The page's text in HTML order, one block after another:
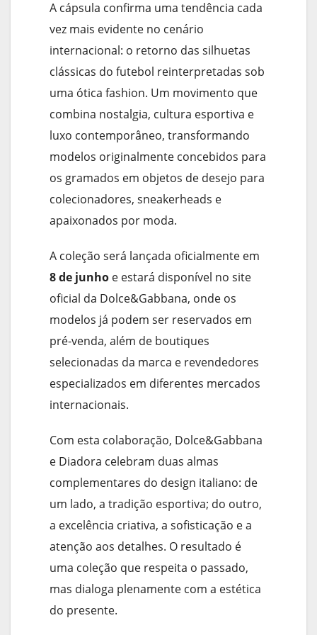
A cápsula confirma uma tendência cada
vez mais evidente no cenário
internacional: o retorno das silhuetas
clássicas do futebol reinterpretadas sob
uma ótica fashion. Um movimento que
combina nostalgia, cultura esportiva e
luxo contemporâneo, transformando
modelos originalmente concebidos para
os gramados em objetos de desejo para
colecionadores, sneakerheads e
apaixonados por moda.
A coleção será lançada oficialmente em
8 de junho e estará disponível no site
oficial da Dolce&Gabbana, onde os
modelos já podem ser reservados em
pré-venda, além de boutiques
selecionadas da marca e revendedores
especializados em diferentes mercados
internacionais.
Com esta colaboração, Dolce&Gabbana
e Diadora celebram duas almas
complementares do design italiano: de
um lado, a tradição esportiva; do outro,
a excelência criativa, a sofisticação e a
atenção aos detalhes. O resultado é
uma coleção que respeita o passado,
mas dialoga plenamente com a estética
do presente.